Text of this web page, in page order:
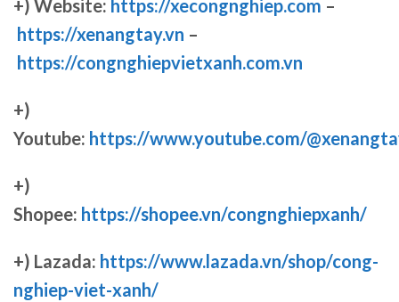
+) Website: https://xecongnghiep.com –
https://xenangtay.vn –
https://congnghiepvietxanh.com.vn
+)
Youtube: https://www.youtube.com/
+)
Shopee: https://shopee.vn/congnghiepxanh/
+) Lazada: https://www.lazada.vn/shop/cong-
nghiep-viet-xanh/